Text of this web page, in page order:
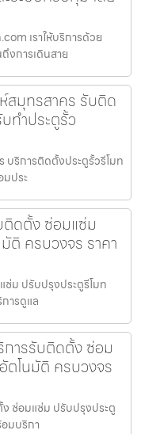
เราให้บริการด้วย
งการเดินสาย
สมุทรสาคร รับติด
ทำประตูรั้ว
บริการติดตั้งประตูรั้วรีโมท
มประ
ติดตั้ง ซ่อมแซ่ม
ติ ครบวงจร ราคา
ม ปรับปรุงประตูรีโมท
ารดูแล
การรับติดตั้ง ซ่อม
ตโนมัติ ครบวงจร
ซ่อมแซ่ม ปรับปรุงประตู
มบริกา